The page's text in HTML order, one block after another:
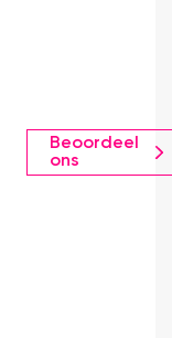
Beoordeel
ons